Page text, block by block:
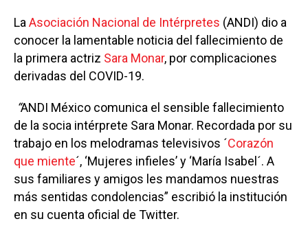
La Asociación Nacional de Intérpretes (ANDI) dio a
conocer la lamentable noticia del fallecimiento de
la primera actriz Sara Monar, por complicaciones
derivadas del COVID-19.
“ANDI México comunica el sensible fallecimiento
de la socia intérprete Sara Monar. Recordada por su
trabajo en los melodramas televisivos ´Corazón
que miente´, ‘Mujeres infieles’ y ‘María Isabel´. A
sus familiares y amigos les mandamos nuestras
más sentidas condolencias” escribió la institución
en su cuenta oficial de Twitter.